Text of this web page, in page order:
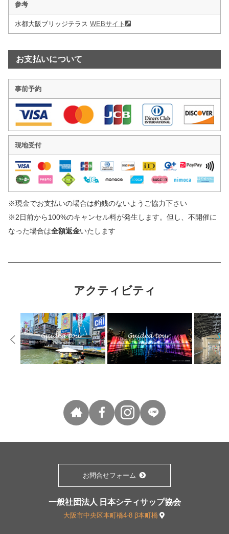
参考
水都大阪ブリッジテラス WEBサイト
お支払いについて
事前予約
現地受付
※現金でお支払いの場合は釣銭のないようご協力下さい
※2日前から100%のキャンセル料が発生します。但し、不開催に
なった場合は全額返金いたします
アクティビティ
お問合せフォーム
一般社団法人 日本シティサップ協会
大阪市中央区本町橋4-8 β本町橋